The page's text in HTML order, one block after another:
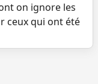
on ignore les
ceux qui ont été